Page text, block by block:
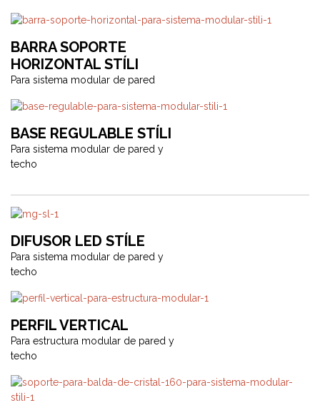
BARRA SOPORTE
HORIZONTAL STÍLI
Para sistema modular de pared
BASE REGULABLE STÍLI
Para sistema modular de pared y
techo
DIFUSOR LED STÍLE
Para sistema modular de pared y
techo
PERFIL VERTICAL
Para estructura modular de pared y
techo